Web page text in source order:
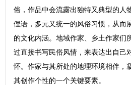
俗，作品中会流露出独特又典型的人
俚语，多元又统一的风俗习惯，从而
的文化内涵。地域作家、乡土作家们
过直接书写民俗风情，来表达出自己
怀。作家与其所处的地理环境相伴，
其创作个性的一个关键要素。